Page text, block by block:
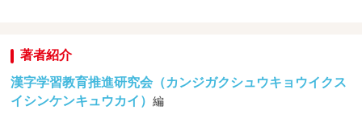
著者紹介
漢字学習教育推進研究会（カンジガクシュウキョウイクス
イシンケンキュウカイ）編